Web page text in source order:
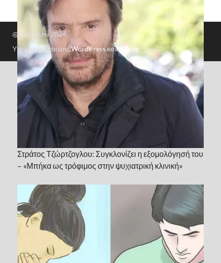
Στράτος Τζώρτζογλου: Συγκλονίζει η εξομολόγησή του
– «Μπήκα ως τρόφιμος στην ψυχιατρική κλινική»
@fiftififti.eu 2024
Υποστηρίζεται απόWordPressκαιHitMag.